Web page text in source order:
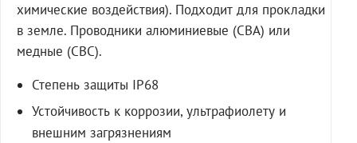
химические воздействия). Подходит для прокладки
в земле. Проводники алюминиевые (СВА) или
медные (СВС).
Степень защиты IP68
Устойчивость к коррозии, ультрафиолету и
внешним загрязнениям